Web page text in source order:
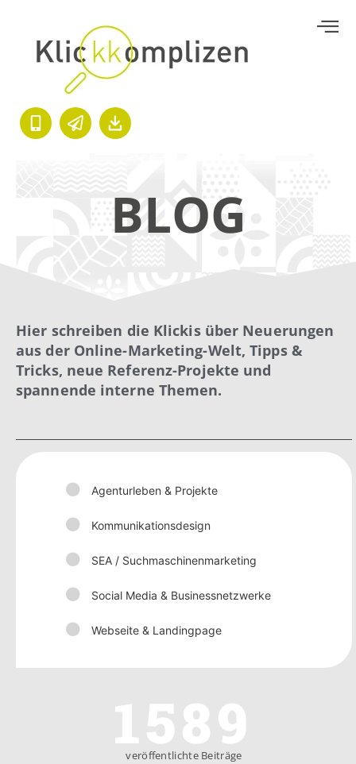
BLOG
Hier schreiben die Klickis über Neuerungen
aus der Online-Marketing-Welt, Tipps &
Tricks, neue Referenz-Projekte und
spannende interne Themen.
Agenturleben & Projekte
Kommunikationsdesign
SEA / Suchmaschinenmarketing
Social Media & Businessnetzwerke
Webseite & Landingpage
veröffentlichte Beiträge
1589